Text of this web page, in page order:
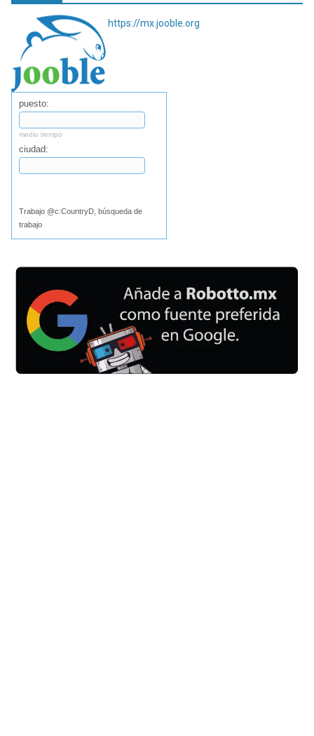
https://mx.jooble.org
puesto:
medio tiempo
ciudad:
Trabajo @c:CountryD, búsqueda de
trabajo